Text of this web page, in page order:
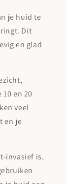
je huid te
Dit
en glad
en 20
veel
en je
invasief is.